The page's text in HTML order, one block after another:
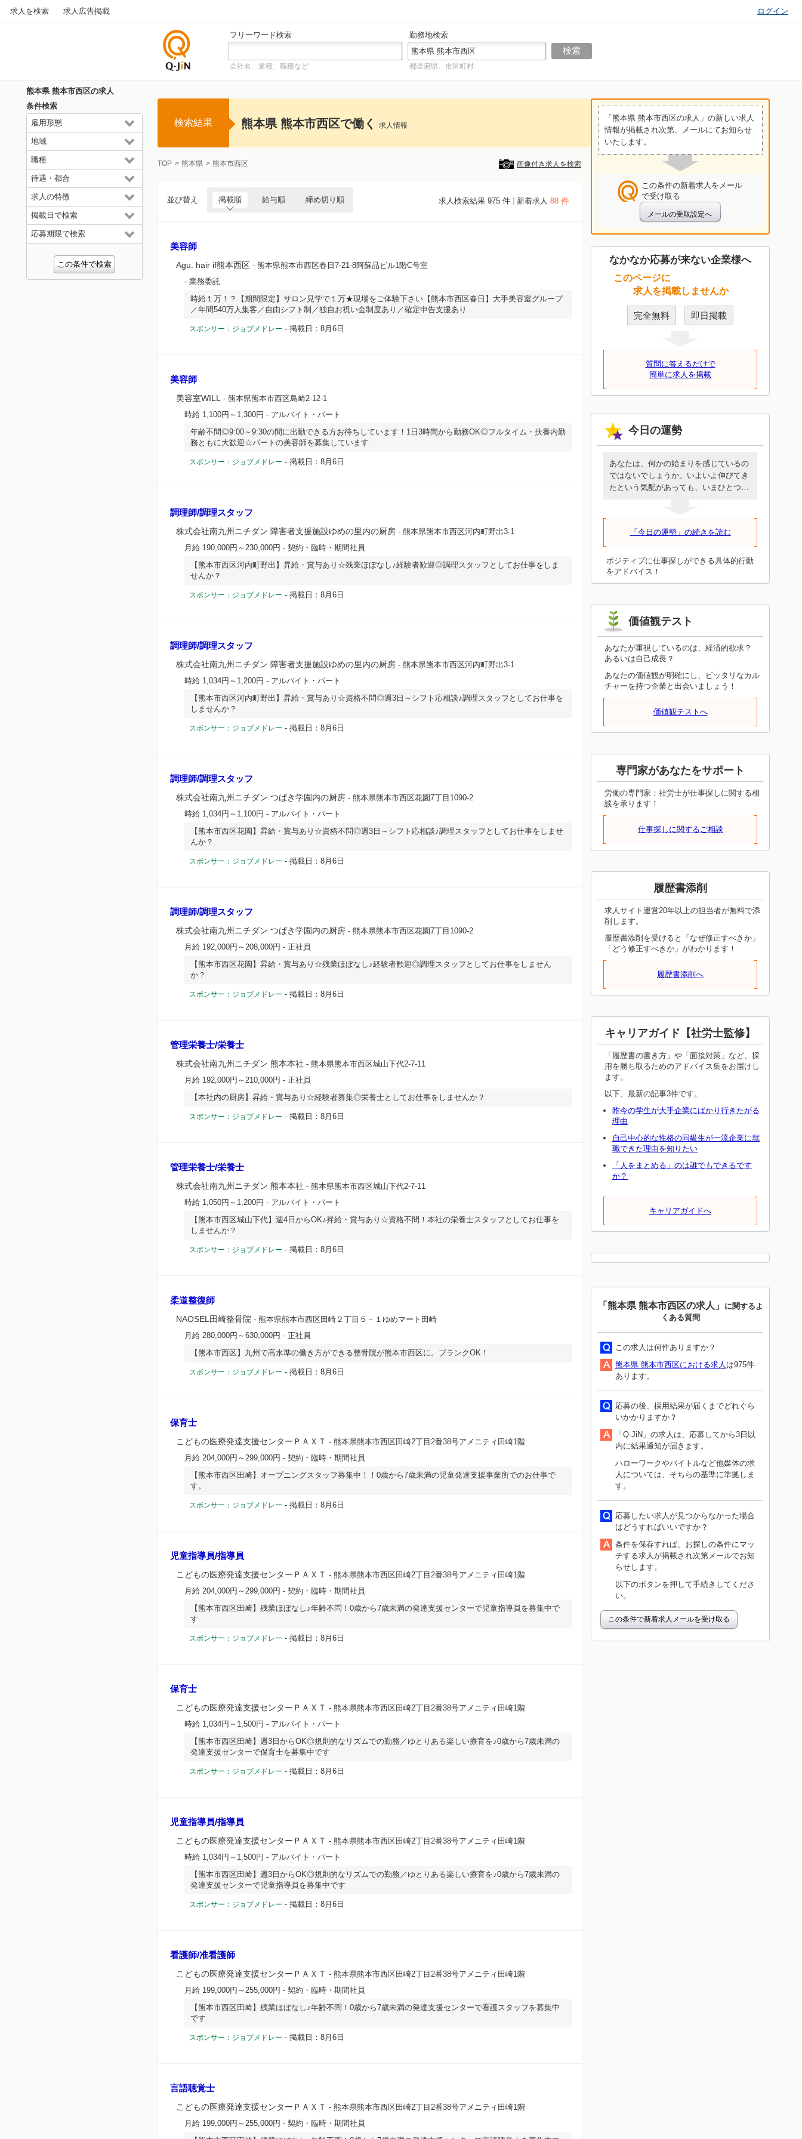
求人を検索 求人広告掲載 ログイン
人サイ
フリーワード検索 勤務地検索
会社名、業種、職種など 都道府県、市区町村
熊本県 熊本市西区の求人
条件検索
雇用形態
地域
職種
待遇・都合
求人の特徴
掲載日で検索
応募期限で検索
検索結果 熊本県 熊本市西区で働く 求人情報
TOP 熊本県 熊本市西区 画像付き求人を検索
求人検索結果 975 件 新着求人 88 件
並び替え 掲載順 給与順 締め切り順
美容師
Agu. hair if熊本西区 - 熊本県熊本市西区春日7-21-8阿蘇品ビル1階C号室
- 業務委託
時給１万！？【期間限定】サロン見学で１万★現場をご体験下さい【熊本市西区春日】大手美容室グループ
／年間540万人集客／自由シフト制／独自お祝い金制度あり／確定申告支援あり
スポンサー：ジョブメドレー - 掲載日：8月6日
美容師
美容室WILL - 熊本県熊本市西区島崎2-12-1
時給 1,100円～1,300円 - アルバイト・パート
年齢不問◎9:00～9:30の間に出勤できる方お待ちしています！1日3時間から勤務OK◎フルタイム・扶養内勤
務ともに大歓迎☆パートの美容師を募集しています
スポンサー：ジョブメドレー - 掲載日：8月6日
調理師/調理スタッフ
株式会社南九州ニチダン 障害者支援施設ゆめの里内の厨房 - 熊本県熊本市西区河内町野出3-1
月給 190,000円～230,000円 - 契約・臨時・期間社員
【熊本市西区河内町野出】昇給・賞与あり☆残業ほぼなし♪経験者歓迎◎調理スタッフとしてお仕事をしま
せんか？
スポンサー：ジョブメドレー - 掲載日：8月6日
調理師/調理スタッフ
株式会社南九州ニチダン 障害者支援施設ゆめの里内の厨房 - 熊本県熊本市西区河内町野出3-1
時給 1,034円～1,200円 - アルバイト・パート
【熊本市西区河内町野出】昇給・賞与あり☆資格不問◎週3日～シフト応相談♪調理スタッフとしてお仕事を
しませんか？
スポンサー：ジョブメドレー - 掲載日：8月6日
調理師/調理スタッフ
株式会社南九州ニチダン つばき学園内の厨房 - 熊本県熊本市西区花園7丁目1090-2
時給 1,034円～1,100円 - アルバイト・パート
【熊本市西区花園】昇給・賞与あり☆資格不問◎週3日～シフト応相談♪調理スタッフとしてお仕事をしませ
んか？
スポンサー：ジョブメドレー - 掲載日：8月6日
調理師/調理スタッフ
株式会社南九州ニチダン つばき学園内の厨房 - 熊本県熊本市西区花園7丁目1090-2
月給 192,000円～208,000円 - 正社員
【熊本市西区花園】昇給・賞与あり☆残業ほぼなし♪経験者歓迎◎調理スタッフとしてお仕事をしません
か？
スポンサー：ジョブメドレー - 掲載日：8月6日
管理栄養士/栄養士
株式会社南九州ニチダン 熊本本社 - 熊本県熊本市西区城山下代2-7-11
月給 192,000円～210,000円 - 正社員
【本社内の厨房】昇給・賞与あり☆経験者募集◎栄養士としてお仕事をしませんか？
スポンサー：ジョブメドレー - 掲載日：8月6日
管理栄養士/栄養士
株式会社南九州ニチダン 熊本本社 - 熊本県熊本市西区城山下代2-7-11
時給 1,050円～1,200円 - アルバイト・パート
【熊本市西区城山下代】週4日からOK♪昇給・賞与あり☆資格不問！本社の栄養士スタッフとしてお仕事を
しませんか？
スポンサー：ジョブメドレー - 掲載日：8月6日
柔道整復師
NAOSEL田崎整骨院 - 熊本県熊本市西区田崎２丁目５－１ゆめマート田崎
月給 280,000円～630,000円 - 正社員
【熊本市西区】九州で高水準の働き方ができる整骨院が熊本市西区に。ブランクOK！
スポンサー：ジョブメドレー - 掲載日：8月6日
保育士
こどもの医療発達支援センターＰＡＸＴ - 熊本県熊本市西区田崎2丁目2番38号アメニティ田崎1階
月給 204,000円～299,000円 - 契約・臨時・期間社員
【熊本市西区田崎】オープニングスタッフ募集中！！0歳から7歳未満の児童発達支援事業所でのお仕事で
す。
スポンサー：ジョブメドレー - 掲載日：8月6日
児童指導員/指導員
こどもの医療発達支援センターＰＡＸＴ - 熊本県熊本市西区田崎2丁目2番38号アメニティ田崎1階
月給 204,000円～299,000円 - 契約・臨時・期間社員
【熊本市西区田崎】残業ほぼなし♪年齢不問！0歳から7歳未満の発達支援センターで児童指導員を募集中で
す
スポンサー：ジョブメドレー - 掲載日：8月6日
保育士
こどもの医療発達支援センターＰＡＸＴ - 熊本県熊本市西区田崎2丁目2番38号アメニティ田崎1階
時給 1,034円～1,500円 - アルバイト・パート
【熊本市西区田崎】週3日からOK◎規則的なリズムでの勤務／ゆとりある楽しい療育を♪0歳から7歳未満の
発達支援センターで保育士を募集中です
スポンサー：ジョブメドレー - 掲載日：8月6日
児童指導員/指導員
こどもの医療発達支援センターＰＡＸＴ - 熊本県熊本市西区田崎2丁目2番38号アメニティ田崎1階
時給 1,034円～1,500円 - アルバイト・パート
【熊本市西区田崎】週3日からOK◎規則的なリズムでの勤務／ゆとりある楽しい療育を♪0歳から7歳未満の
発達支援センターで児童指導員を募集中です
スポンサー：ジョブメドレー - 掲載日：8月6日
看護師/准看護師
こどもの医療発達支援センターＰＡＸＴ - 熊本県熊本市西区田崎2丁目2番38号アメニティ田崎1階
月給 199,000円～255,000円 - 契約・臨時・期間社員
【熊本市西区田崎】残業ほぼなし♪年齢不問！0歳から7歳未満の発達支援センターで看護スタッフを募集中
です
スポンサー：ジョブメドレー - 掲載日：8月6日
言語聴覚士
こどもの医療発達支援センターＰＡＸＴ - 熊本県熊本市西区田崎2丁目2番38号アメニティ田崎1階
月給 199,000円～255,000円 - 契約・臨時・期間社員
「熊本県 熊本市西区の求人」の新しい求人
情報が掲載され次第、メールにてお知らせ
いたします。
この条件の新着求人をメール
で受け取る
なかなか応募が来ない企業様へ
このページに
求人を掲載しませんか
完全無料 即日掲載
質問に答えるだけで
簡単に求人を掲載
今日の運勢
あなたは、何かの始まりを感じているの
ではないでしょうか。いよいよ伸びてき
たという気配があっても、いまひとつ乗
を整えながら伸び続けるので、諦めさえ
まったらそこで終了です。焦って無理を
押し通さず、しっかり根差していけるよ
うに状況を整えてください。それが前進
「今日の運勢」の続きを読む
ポジティブに仕事探しができる具体的行動
をアドバイス！
価値観テスト
あなたが重視しているのは、経済的欲求？
あるいは自己成長？
あなたの価値観が明確にし、ピッタリなカル
チャーを持つ企業と出会いましょう！
価値観テストへ
専門家があなたをサポート
労働の専門家：社労士が仕事探しに関する相
談を承ります！
仕事探しに関するご相談
履歴書添削
求人サイト運営20年以上の担当者が無料で添
削します。
履歴書添削を受けると「なぜ修正すべきか」
「どう修正すべきか」がわかります！
履歴書添削へ
キャリアガイド【社労士監修】
「履歴書の書き方」や「面接対策」など、採
用を勝ち取るためのアドバイス集をお届けし
ます。
以下、最新の記事3件です。
昨今の学生が大手企業にばかり行きたがる
理由
自己中心的な性格の同級生が一流企業に就
職できた理由を知りたい
「人をまとめる」のは誰でもできるです
か？
キャリアガイドへ
「熊本県 熊本市西区の求人」
に関するよ
くある質問
この求人は何件ありますか？
熊本県 熊本市西区における求人 は975件
あります。
応募の後、採用結果が届くまでどれぐら
いかかりますか？
「Q-JiN」の求人は、応募してから3日以
内に結果通知が届きます。
ハローワークやバイトルなど他媒体の求
人については、そちらの基準に準拠しま
す。
応募したい求人が見つからなかった場合
はどうすればいいですか？
条件を保存すれば、お探しの条件にマッ
チする求人が掲載され次第メールでお知
らせします。
以下のボタンを押して手続きしてくださ
い。
この条件で新着求人メールを受け取る